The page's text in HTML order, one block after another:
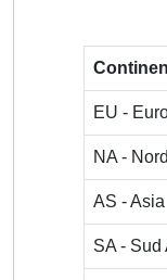
EU -
NA -
AS - Asia
SA - Sud